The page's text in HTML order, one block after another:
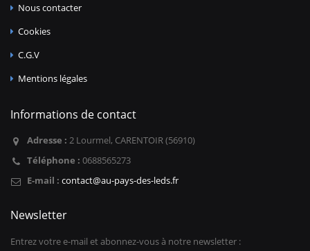
Nous contacter
Cookies
C.G.V
Mentions légales
Informations de contact
Adresse : 2 Lourmel, CARENTOIR (56910)
Téléphone : 0688565273
E-mail : contact@au-pays-des-leds.fr
Newsletter
Entrez votre e-mail et abonnez-vous à notre newsletter :